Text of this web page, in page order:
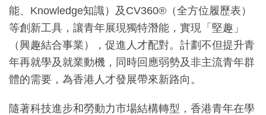
能、Knowledge知識）及CV360®（全方位履歷表）
等創新工具，讓青年展現獨特潛能，實現「堅趣」
（興趣結合事業），促進人才配對。計劃不但提升青
年再就學及就業動機，同時回應弱勢及非主流青年群
體的需要，為香港人才發展帶來新路向。
隨著科技進步和勞動力市場結構轉型，香港青年在學